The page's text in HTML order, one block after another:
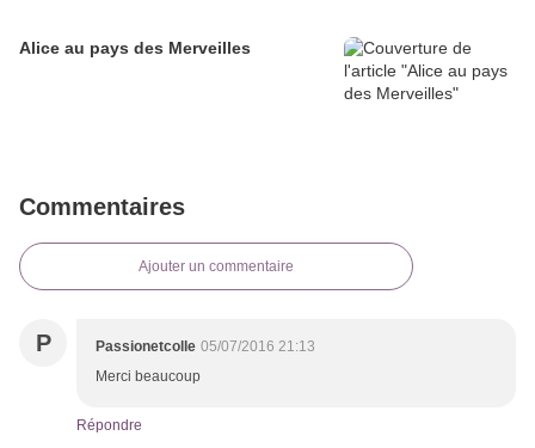
Alice au pays des Merveilles
Commentaires
Ajouter un commentaire
P Passionetcolle 05/07/2016 21:13
Merci beaucoup
Répondre